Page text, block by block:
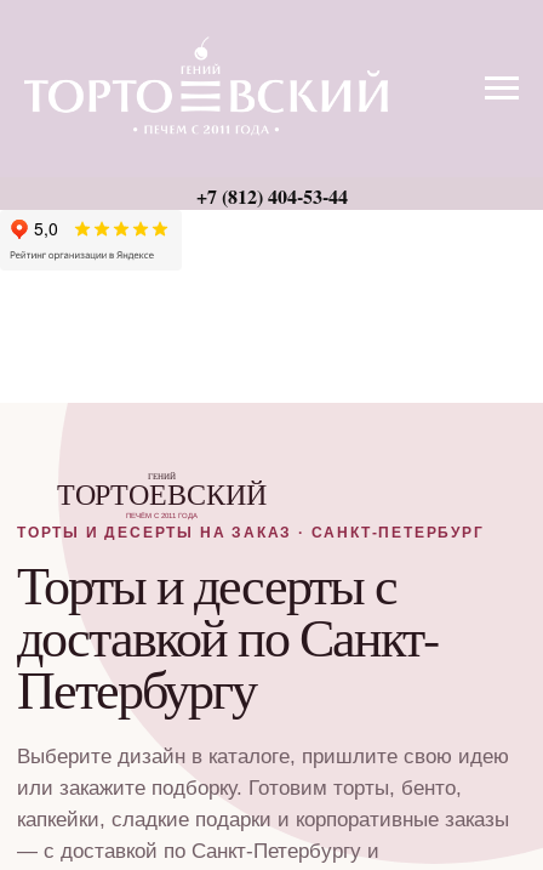
ТОРТЫ И ДЕСЕРТЫ НА ЗАКАЗ · САНКТ-ПЕТЕРБУРГ
Торты и десерты с
доставкой по Санкт-
Петербургу
Выберите дизайн в каталоге, пришлите свою идею
или закажите подборку. Готовим торты, бенто,
капкейки, сладкие подарки и корпоративные заказы
— с доставкой по Санкт-Петербургу и